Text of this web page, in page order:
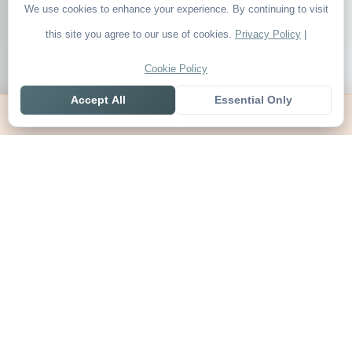
We use cookies to enhance your experience. By continuing to visit
this site you agree to our use of cookies. Privacy Policy |
Cookie Policy
Accept All Essential Only